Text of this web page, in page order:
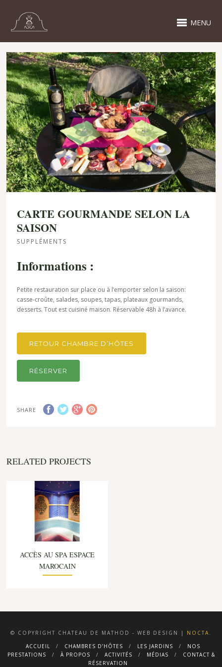
MENU
CARTE GOURMANDE SELON LA
SAISON
SUPPLÉMENTS
Informations :
Petite restauration sur place ou à l’emporter selon la saison:
casse-croûte, salades, soupes, tapas, plateaux gourmands,
desserts. Tout est cuisiné maison. Réservable 48h à l’avance.
RETOUR CHAMBRE D’HÔTES
RÉSERVER
SHARE
RELATED PROJECTS
ACCÈS AU SPA ESPACE
MAROCAIN
© COPYRIGHT CHATEAU DE MATHOD - WEB DESIGN | NOCTA.
ACCUEIL
CHAMBRES D’HÔTES LES JARDINS
NOS
PRESTATIONS
À PROPOS ACTIVITÉS MÉDIAS
CONTACT &
RÉSERVATION